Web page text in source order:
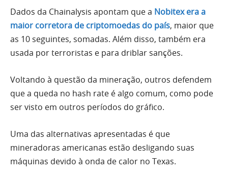
Dados da Chainalysis apontam que a Nobitex era a
maior corretora de criptomoedas do país, maior que
as 10 seguintes, somadas. Além disso, também era
usada por terroristas e para driblar sanções.
Voltando à questão da mineração, outros defendem
que a queda no hash rate é algo comum, como pode
ser visto em outros períodos do gráfico.
Uma das alternativas apresentadas é que
mineradoras americanas estão desligando suas
máquinas devido à onda de calor no Texas.